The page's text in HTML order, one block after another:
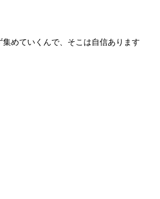
めていくんで、そこは自信あります